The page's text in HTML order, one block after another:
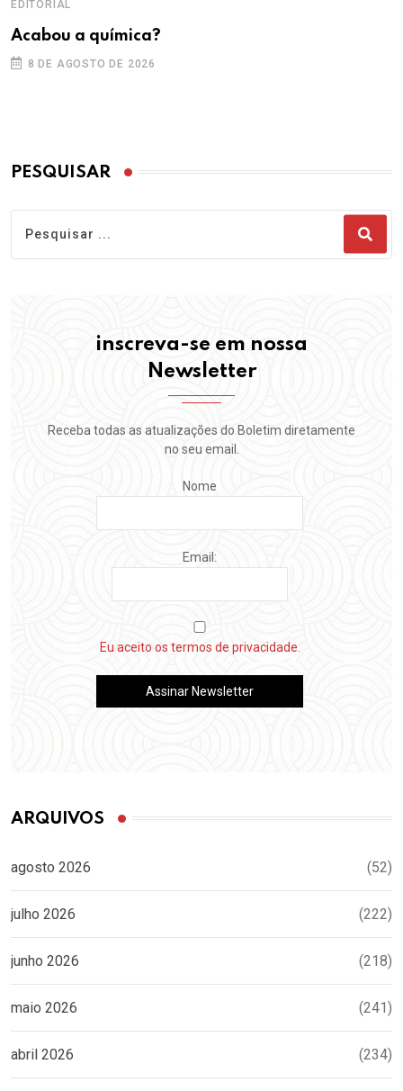
EDITORIAL
Acabou a química?
8 DE AGOSTO DE 2026
PESQUISAR
inscreva-se em nossa
Newsletter
Receba todas as atualizações do Boletim diretamente
no seu email.
Nome
Email:
Eu aceito os termos de privacidade.
ARQUIVOS
agosto 2026 (52)
julho 2026 (222)
junho 2026 (218)
maio 2026 (241)
abril 2026 (234)